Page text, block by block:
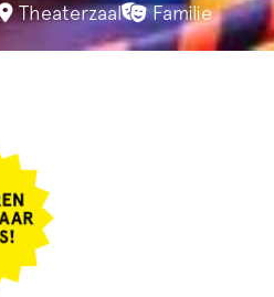
Theaterzaal Familie